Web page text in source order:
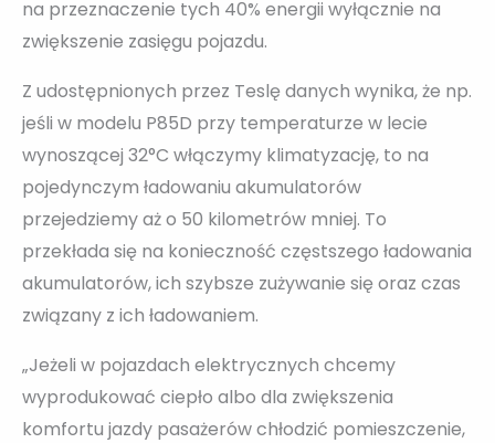
na przeznaczenie tych 40% energii wyłącznie na
zwiększenie zasięgu pojazdu.
Z udostępnionych przez Teslę danych wynika, że np.
jeśli w modelu P85D przy temperaturze w lecie
wynoszącej 32°C włączymy klimatyzację, to na
pojedynczym ładowaniu akumulatorów
przejedziemy aż o 50 kilometrów mniej. To
przekłada się na konieczność częstszego ładowania
akumulatorów, ich szybsze zużywanie się oraz czas
związany z ich ładowaniem.
„Jeżeli w pojazdach elektrycznych chcemy
wyprodukować ciepło albo dla zwiększenia
komfortu jazdy pasażerów chłodzić pomieszczenie,